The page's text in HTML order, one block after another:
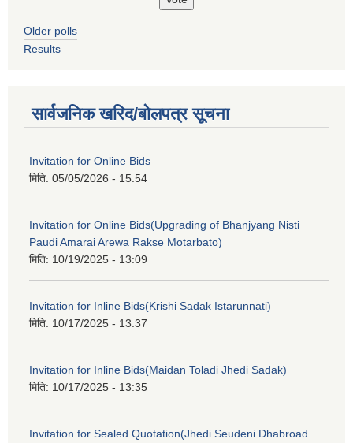
Older polls
Results
सार्वजनिक खरिद/बोलपत्र सूचना
Invitation for Online Bids
मिति: 05/05/2026 - 15:54
Invitation for Online Bids(Upgrading of Bhanjyang Nisti
Paudi Amarai Arewa Rakse Motarbato)
मिति: 10/19/2025 - 13:09
Invitation for Inline Bids(Krishi Sadak Istarunnati)
मिति: 10/17/2025 - 13:37
Invitation for Inline Bids(Maidan Toladi Jhedi Sadak)
मिति: 10/17/2025 - 13:35
Invitation for Sealed Quotation(Jhedi Seudeni Dhabroad